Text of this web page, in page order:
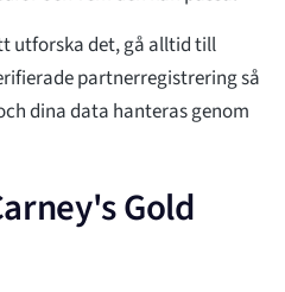
utforska det, gå alltid till
partnerregistrering så
dina data hanteras genom
Gold